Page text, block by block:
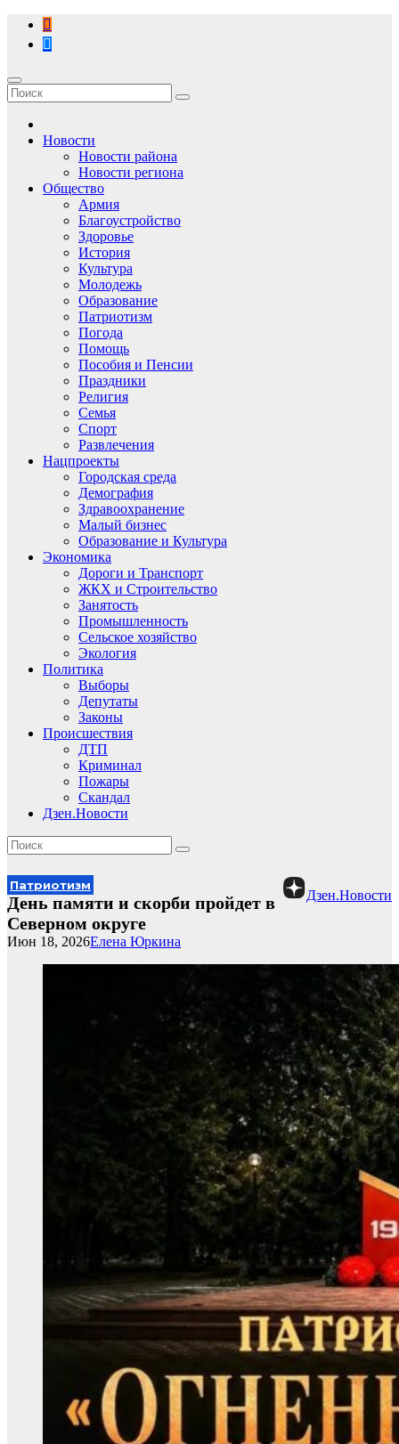
Перейти
содержимому
Новости
Новости района
Новости региона
Общество
Армия
Благоустройство
Здоровье
История
Культура
Молодежь
Образование
Патриотизм
Погода
Помощь
Пособия и Пенсии
Праздники
Религия
Семья
Спорт
Развлечения
Нацпроекты
Городская среда
Демография
Здравоохранение
Малый бизнес
Образование и Культура
Экономика
Дороги и Транспорт
ЖКХ и Строительство
Занятость
Промышленность
Сельское хозяйство
Экология
Политика
Выборы
Депутаты
Законы
Происшествия
ДТП
Криминал
Пожары
Скандал
Дзен.Новости
Дзен.Новости
Патриотизм
День памяти и скорби пройдет в
Северном округе
Елена Юркина
Июн 18, 2026